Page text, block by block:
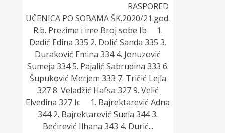
RASPORED
UČENICA PO SOBAMA ŠK.2020/21.god.
R.b. Prezime i ime Broj sobe Ib 1.
Dedić Edina 335 2. Dolić Sanda 335 3.
Duraković Emina 334 4. Jonuzović
Sumeja 334 5. Pajalić Sabrudina 333 6.
Šupuković Merjem 333 7. Tričić Lejla
327 8. Veladžić Hafsa 327 9. Velić
Elvedina 327 Ic 1. Bajrektarević Adna
344 2. Bajrektarević Suela 344 3.
Bećirević Ilhana 343 4. Durić...